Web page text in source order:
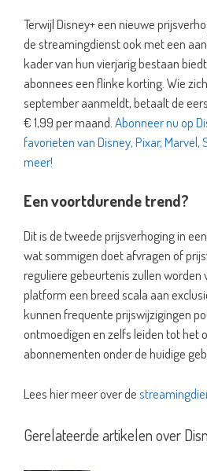
Terwijl Disney+ een nieuwe
de streamingdienst ook met een
kader van hun vierjarig bestaan
abonnees een flinke korting. Wie
september aanmeldt, betaalt de
€ 1,99 per maand. Abonneer nu op
favorieten van Disney, Pixar, Marvel,
meer!
Een voortdurende trend?
Dit is de tweede prijsverhoging in
wat sommigen doet afvragen of
reguliere gebeurtenis zullen worden
platform een breed scala aan
kunnen frequente prijswijzigingen
ontmoedigen en zelfs leiden tot het
abonnementen onder de huidige
Lees hier meer over de
Gerelateerde artikelen over